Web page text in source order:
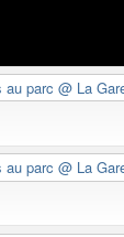
au parc @ La
au parc @ La